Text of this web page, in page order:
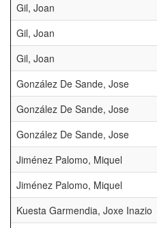
Gil, Joan
Gil, Joan
Gil, Joan
González De Sande, Jose
González De Sande, Jose
González De Sande, Jose
Jiménez Palomo, Miquel
Jiménez Palomo, Miquel
Kuesta Garmendia, Joxe Inazio